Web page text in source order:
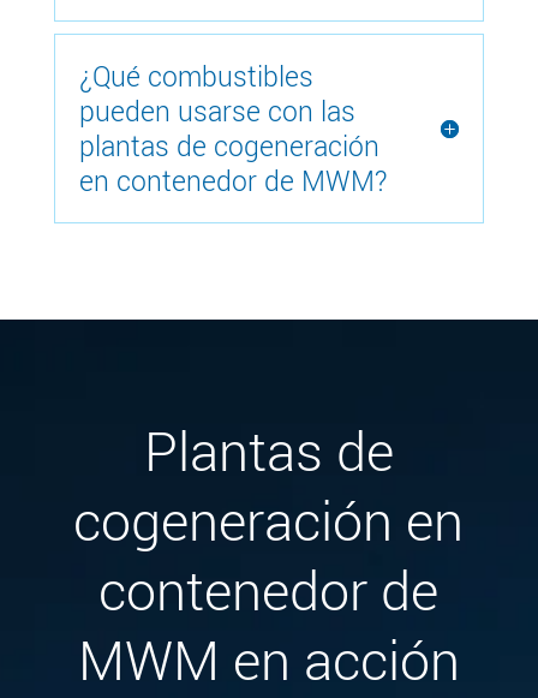
¿Qué combustibles
pueden usarse con las
plantas de cogeneración
en contenedor de MWM?
Plantas de
cogeneración en
contenedor de
MWM en acción